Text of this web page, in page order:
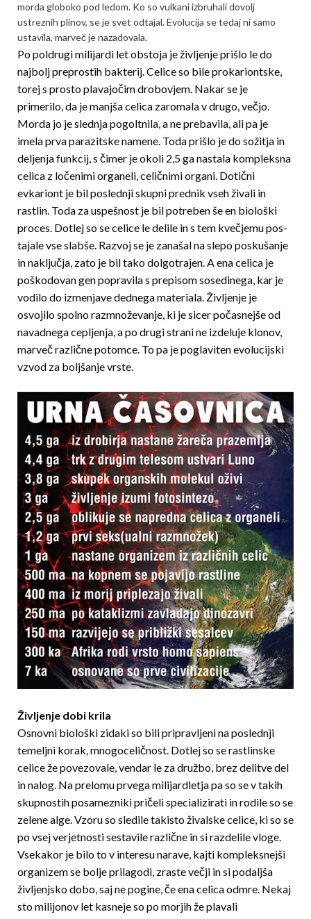
morda globoko pod ledom. Ko so vulkani izbruhali dovolj
ustreznih plinov, se je svet odtajal. Evolucija se tedaj ni samo
ustavila, marveč je nazadovala.
Po poldrugi milijardi let obstoja je življenje prišlo le do
najbolj preprostih bakterij. Celice so bile prokariontske,
torej s prosto plavajočim drobovjem. Nakar se je
primerilo, da je manjša celica zaromala v drugo, večjo.
Morda jo je slednja pogoltnila, a ne prebavila, ali pa je
imela prva parazitske namene. Toda prišlo je do sožitja in
deljenja funkcij, s čimer je okoli 2,5 ga nastala kompleksna
celica z ločenimi organeli, celičnimi organi. Dotični
evkariont je bil poslednji skupni prednik vseh živali in
rastlin. Toda za uspešnost je bil potreben še en biološki
proces. Dotlej so se celice le delile in s tem kvečjemu pos­
tajale vse slabše. Razvoj se je zanašal na slepo pos­ku­šanje
in naključja, zato je bil tako dolgotrajen. A ena celica je
poškodovan gen popravila s prepisom sosedinega, kar je
vodilo do izmenjave dednega materiala. Življenje je
osvojilo spolno razmnoževanje, ki je sicer počasnejše od
navadnega cepljenja, a po drugi strani ne izdeluje klonov,
marveč različne potomce. To pa je poglaviten evolucijski
vzvod za bolj­šanje vrste.
Življenje dobi krila
Osnovni biološki zidaki so bili pripravljeni na poslednji
temeljni korak, mnogoceličnost. Dotlej so se rastlinske
celice že povezovale, vendar le za družbo, brez delitve del
in nalog. Na prelomu prvega milijardletja pa so se v takih
skupnostih posamezniki pričeli specializirati in rodile so se
zelene alge. Vzoru so sledile takisto živalske celice, ki so se
po vsej verjetnosti sestavile različne in si razdelile vloge.
Vsekakor je bilo to v interesu narave, kajti kompleksnejši
organizem se bolje prilagodi, zraste večji in si podaljša
življenjsko dobo, saj ne pogine, če ena celica odmre. Nekaj
sto milijonov let kasneje so po morjih že plavali